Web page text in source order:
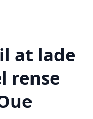
at lade
rense